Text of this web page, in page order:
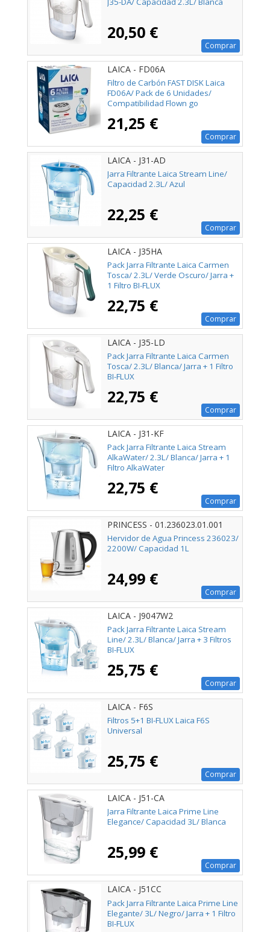
20,50 €
Comprar
LAICA - FD06A
Filtro de Carbón FAST DISK Laica
FD06A/ Pack de 6 Unidades/
Compatibilidad Flown go
21,25 €
Comprar
LAICA - J31-AD
Jarra Filtrante Laica Stream Line/
Capacidad 2.3L/ Azul
22,25 €
Comprar
LAICA - J35HA
Pack Jarra Filtrante Laica Carmen
Tosca/ 2.3L/ Verde Oscuro/ Jarra +
1 Filtro BI-FLUX
22,75 €
Comprar
LAICA - J35-LD
Pack Jarra Filtrante Laica Carmen
Tosca/ 2.3L/ Blanca/ Jarra + 1 Filtro
BI-FLUX
22,75 €
Comprar
LAICA - J31-KF
Pack Jarra Filtrante Laica Stream
AlkaWater/ 2.3L/ Blanca/ Jarra + 1
Filtro AlkaWater
22,75 €
Comprar
PRINCESS - 01.236023.01.001
Hervidor de Agua Princess 236023/
2200W/ Capacidad 1L
24,99 €
Comprar
LAICA - J9047W2
Pack Jarra Filtrante Laica Stream
Line/ 2.3L/ Blanca/ Jarra + 3 Filtros
BI-FLUX
25,75 €
Comprar
LAICA - F6S
Filtros 5+1 BI-FLUX Laica F6S
Universal
25,75 €
Comprar
LAICA - J51-CA
Jarra Filtrante Laica Prime Line
Elegance/ Capacidad 3L/ Blanca
25,99 €
Comprar
LAICA - J51CC
Pack Jarra Filtrante Laica Prime Line
Elegante/ 3L/ Negro/ Jarra + 1 Filtro
BI-FLUX